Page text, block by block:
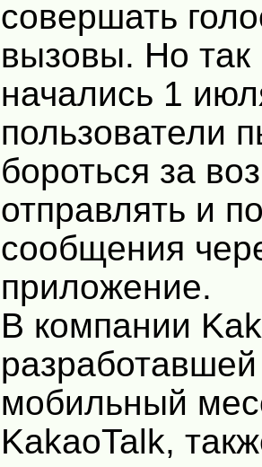
совершать
вызовы. Но так
начались 1
пользователи
бороться за
отправлять и
сообщения
приложение.
В компании
разработавшей
мобильный
KakaoTalk,